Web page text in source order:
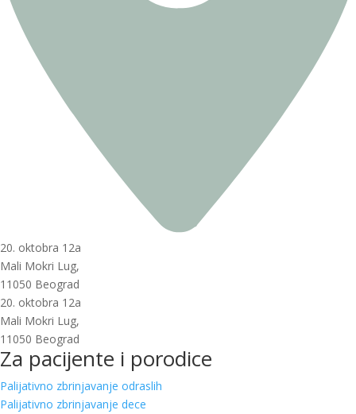
20. oktobra 12a
Mali Mokri Lug,
11050 Beograd
20. oktobra 12a
Mali Mokri Lug,
11050 Beograd
Za pacijente i porodice
Palijativno zbrinjavanje odraslih
Palijativno zbrinjavanje dece